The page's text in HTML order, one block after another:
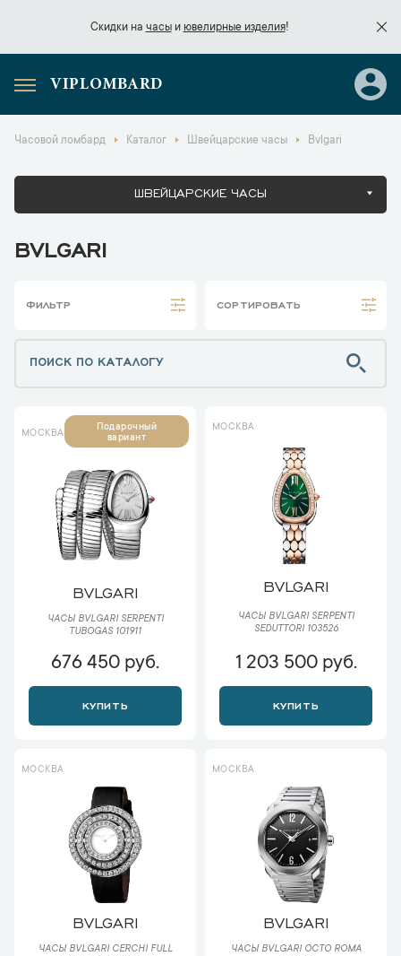
Скидки на часыи ювелирные изделия!
Скидки начасы
VIPLOMBARD
Часовой ломбард Каталог Швейцарские часы Bvlgari
ШВЕЙЦАРСКИЕ ЧАСЫ
BVLGARI
ФИЛЬТР СОРТИРОВАТЬ
МОСКВА
Подарочный
вариант
BVLGARI
ЧАСЫ BVLGARI SERPENTI
TUBOGAS 101911
676 450 руб.
КУПИТЬ
МОСКВА
BVLGARI
ЧАСЫ BVLGARI SERPENTI
SEDUTTORI 103526
1 203 500 руб.
КУПИТЬ
МОСКВА
BVLGARI
ЧАСЫ BVLGARI CERCHI FULL
МОСКВА
BVLGARI
ЧАСЫ BVLGARI OCTO ROMA